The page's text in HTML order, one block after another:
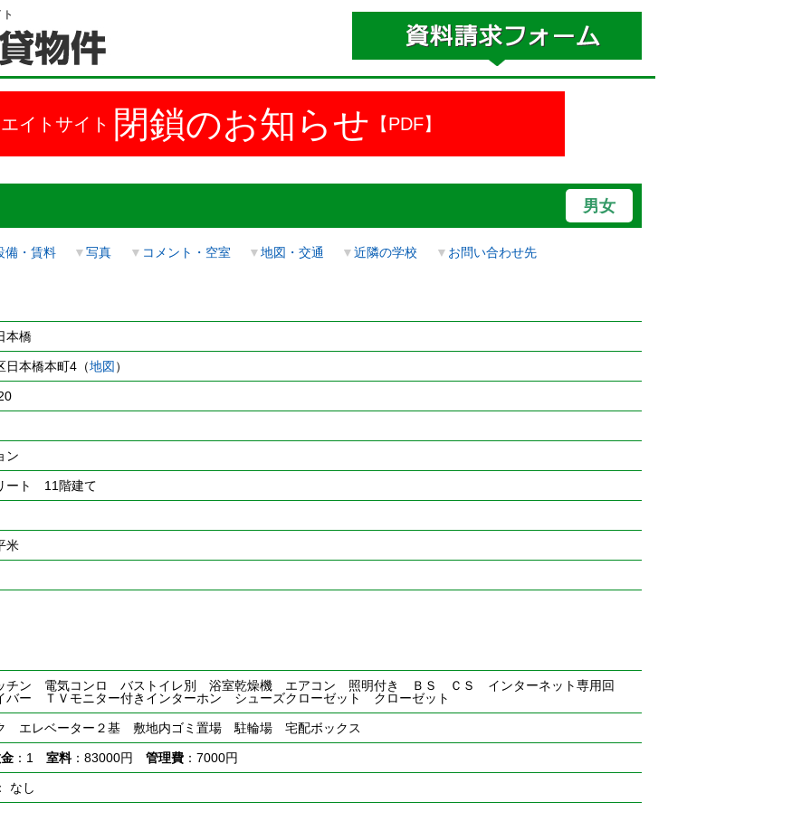
イトサイト 閉鎖のお知らせ 【PDF】
男女
備・賃料 ▼写真 ▼ コメント・空室 ▼地図・交通 ▼近隣の学校 ▼ お問い合わせ先
本橋
日本橋本町4（地図）
ン
ート 11階建て
米
チン 電気コンロ バストイレ別 浴室乾燥機 エアコン 照明付き ＢＳ ＣＳ インターネット専用回
ー ＴＶモニター付きインターホン シューズクローゼット クローゼット
エレベーター２基 敷地内ゴミ置場 駐輪場 宅配ボックス
：1 室料：83000円 管理費：7000円
なし